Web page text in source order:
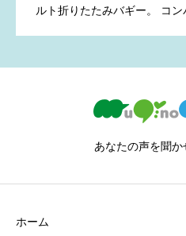
ルト折りたたみバギー。 コン
あなたの声を聞か
ホーム